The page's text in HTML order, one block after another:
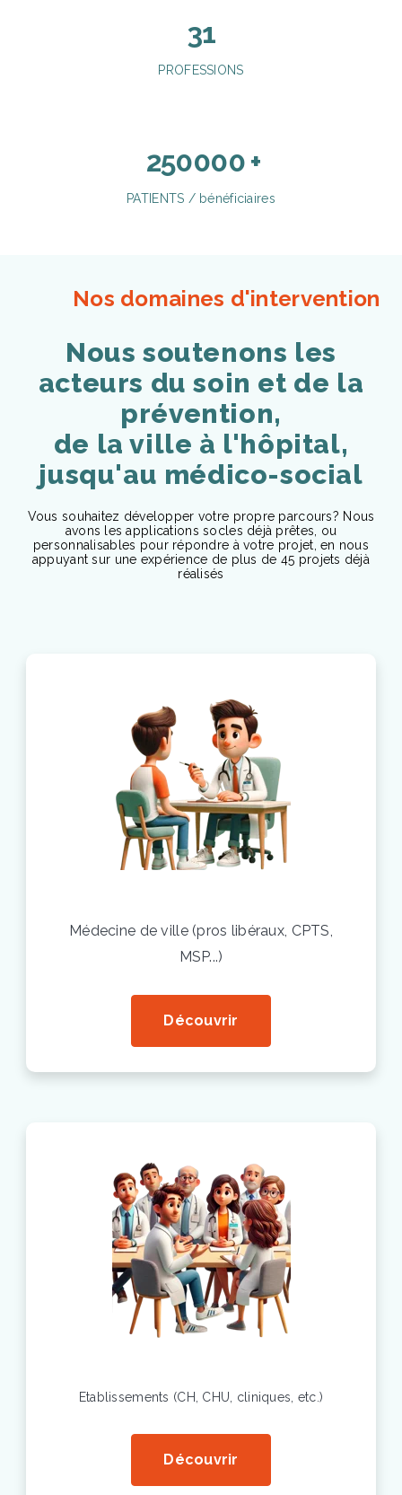
31
PROFESSIONS
250000+
PATIENTS / bénéficiaires
Nos domaines d'intervention
Nous soutenons les
acteurs du soin et de la
prévention,
de la ville à l'hôpital,
jusqu'au médico-social
Vous souhaitez développer votre propre parcours? Nous
avons les applications socles déjà prêtes, ou
personnalisables pour répondre à votre projet, en nous
appuyant sur une expérience de plus de 45 projets déjà
réalisés
Médecine de ville (pros libéraux, CPTS,
MSP...)
Découvrir
Etablissements (CH, CHU, cliniques, etc.)
Découvrir